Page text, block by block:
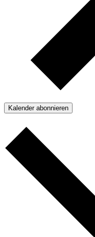
Kalender abonnieren